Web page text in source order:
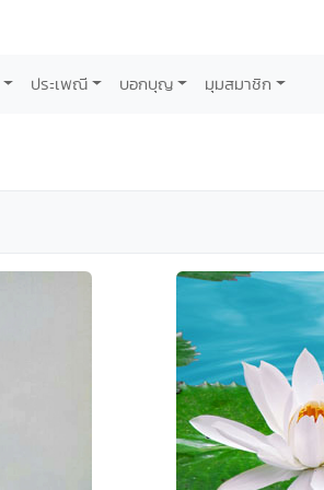
ประเพณี บอกบุญ มุมสมาชิก